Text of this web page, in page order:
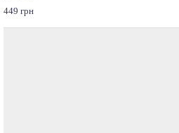
449 грн